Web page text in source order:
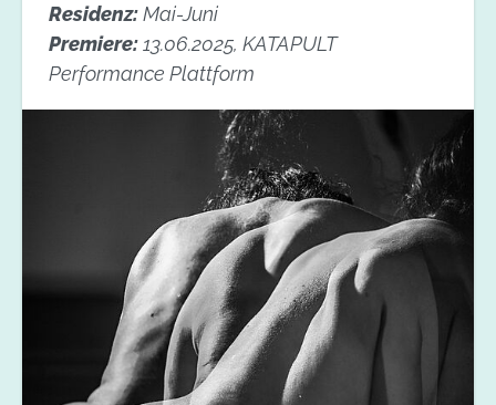
Residenz:Mai-Juni
Premiere: 13.06.2025, KATAPULT
Performance Plattform